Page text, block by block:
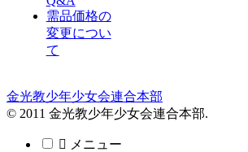
需品価格の
変更につい
て
金光教少年少女会連合本部
© 2011 金光教少年少女会連合本部.
メニュー